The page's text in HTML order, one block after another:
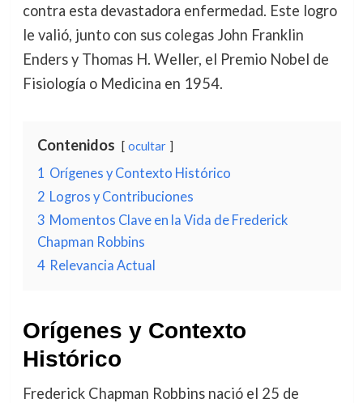
contra esta devastadora enfermedad. Este logro
le valió, junto con sus colegas John Franklin
Enders y Thomas H. Weller, el Premio Nobel de
Fisiología o Medicina en 1954.
Contenidos ocultar
1 Orígenes y Contexto Histórico
2 Logros y Contribuciones
3 Momentos Clave en la Vida de Frederick
Chapman Robbins
4 Relevancia Actual
Orígenes y Contexto
Histórico
Frederick Chapman Robbins nació el 25 de